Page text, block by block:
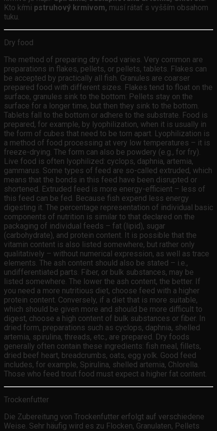
Kto kŕmi pstruhový krmivom, musí rátať s vyšším obsahom
tuku.
Dry food
The method of preparing dry food varies. Very common are
preparations in flakes, pellets, or pellets, tablets. Flakes can
be accepted by practically all fish. Granules are coarser
prepared food with different sizes. Flakes tend to float on the
surface, granules sink to the bottom: Pellets stay on the
surface for a longer time, but then they sink to the bottom.
Tablets fall to the bottom or adhere to the substrate. Food is
prepared, for example, by lyophilization, when it is usually in
the form of cubes that need to be torn apart. Lyophilization is
a method of food processing at very low temperatures – it is
freeze-drying. The form can also be powdery (e.g., for fry).
Live food is often lyophilized: cyclops, daphnia, artemia,
gammarus. Some types of feed are so-called extruded, which
means that the bonds in this feed have been disrupted or
shortened. Extruded feed is more energy-efficient – less of
this feed can be fed. Because fish expend less energy
digesting it. The percentage representation of individual basic
components of nutrition is similar to that declared on the
packaging of individual feeds – fat (lipid), sugar
(carbohydrate), and protein content. It is possible that the
vitamin content is also listed somewhere, but rather only
qualitatively – without numerical expression, as well as trace
elements. The ash content should also be stated – i.e.,
undifferentiated parts. Fiber, or bulk substances, may be
listed somewhere. The lower the ash content, the better. If
you need a more nutritious diet, choose feed with a higher
protein content. Conversely, if a diet that is more suitable,
which should be given more and should be more difficult to
digest, choose a high content of bulk substances or fiber. In
dried form, preparations such as cyclops, daphnia, shelled
artemia, spirulina, threads, etc., are prepared. Dry foods
generally often contain these ingredients: fish meal, fillets,
dried beef heart, breadcrumbs, oats, egg yolk. Good feed
includes, for example, Spirulina, shelled artemia, Chlorella.
Those who feed trout food must expect a higher fat content.
Trockenfutter
Die Zubereitung von Trockenfutter erfolgt auf verschiedene
Weise. Sehr häufig wird es zu Flocken, Granulaten, Pellets